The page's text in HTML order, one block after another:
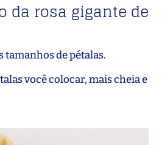
da rosa gigante de
tamanhos de pétalas.
você colocar, mais cheia e